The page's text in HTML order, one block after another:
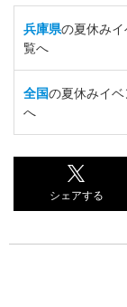
兵庫県の夏休み
覧へ
全国の夏休みイ
へ
シェアする